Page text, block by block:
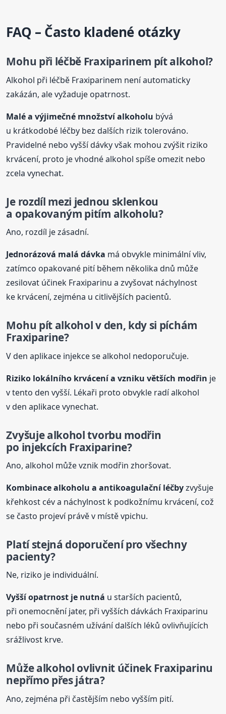
FAQ – Často kladené otázky
Mohu při léčbě Fraxiparinem pít alkohol?
Alkohol při léčbě Fraxiparinem není automaticky
zakázán, ale vyžaduje opatrnost.
Malé a výjimečné množství alkoholu bývá
u krátkodobé léčby bez dalších rizik tolerováno.
Pravidelné nebo vyšší dávky však mohou zvýšit riziko
krvácení, proto je vhodné alkohol spíše omezit nebo
zcela vynechat.
Je rozdíl mezi jednou sklenkou
a opakovaným pitím alkoholu?
Ano, rozdíl je zásadní.
Jednorázová malá dávka má obvykle minimální vliv,
zatímco opakované pití během několika dnů může
zesilovat účinek Fraxiparinu a zvyšovat náchylnost
ke krvácení, zejména u citlivějších pacientů.
Mohu pít alkohol v den, kdy si píchám
Fraxiparine?
V den aplikace injekce se alkohol nedoporučuje.
Riziko lokálního krvácení a vzniku větších modřin je
v tento den vyšší. Lékaři proto obvykle radí alkohol
v den aplikace vynechat.
Zvyšuje alkohol tvorbu modřin
po injekcích Fraxiparine?
Ano, alkohol může vznik modřin zhoršovat.
Kombinace alkoholu a antikoagulační léčbyzvyšuje
křehkost cév a náchylnost k podkožnímu krvácení, což
se často projeví právě v místě vpichu.
Platí stejná doporučení pro všechny
pacienty?
Ne, riziko je individuální.
Vyšší opatrnost je nutná u starších pacientů,
při onemocnění jater, při vyšších dávkách Fraxiparinu
nebo při současném užívání dalších léků ovlivňujících
srážlivost krve.
Může alkohol ovlivnit účinek Fraxiparinu
nepřímo přes játra?
Ano, zejména při častějším nebo vyšším pití.